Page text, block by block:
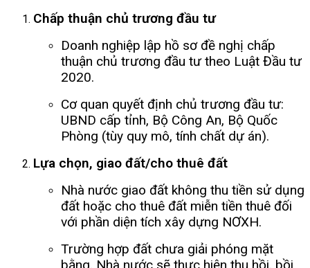
Chấp thuận chủ trương đầu tư
Doanh nghiệp lập hồ sơ đề nghị chấp
thuận chủ trương đầu tư theo Luật Đầu tư
2020.
Cơ quan quyết định chủ trương đầu tư:
UBND cấp tỉnh, Bộ Công An, Bộ Quốc
Phòng (tùy quy mô, tính chất dự án).
Lựa chọn, giao đất/cho thuê đất
Nhà nước giao đất không thu tiền sử dụng
đất hoặc cho thuê đất miễn tiền thuê đối
với phần diện tích xây dựng NƠXH.
Trường hợp đất chưa giải phóng mặt
bằng, Nhà nước sẽ thực hiện thu hồi, bồi